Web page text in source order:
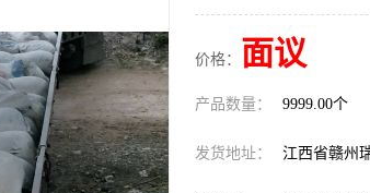
价格： 面议
产品数量： 9999.00个
发货地址： 江西省赣州